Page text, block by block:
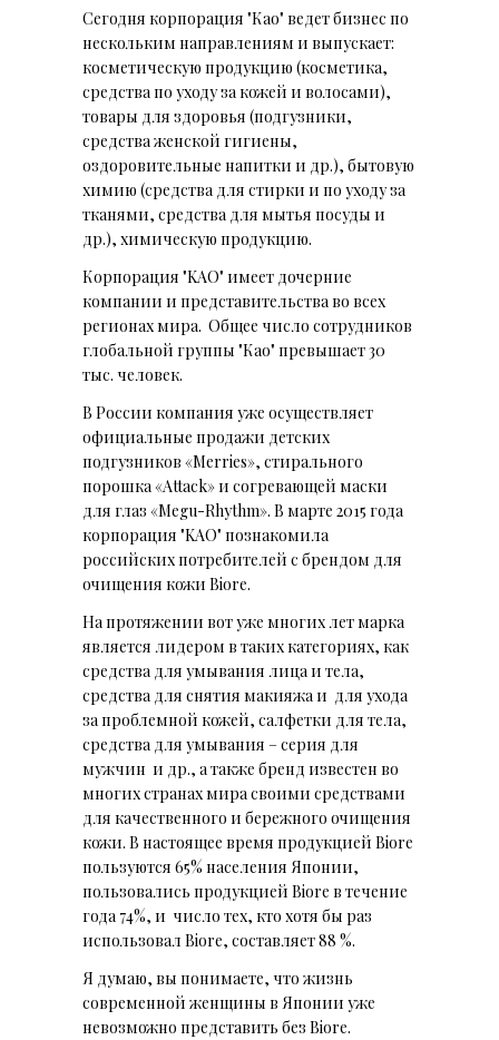
Сегодня корпорация "Као" ведет бизнес по
нескольким направлениям и выпускает:
косметическую продукцию (косметика,
средства по уходу за кожей и волосами),
товары для здоровья (подгузники,
средства женской гигиены,
оздоровительные напитки и др.), бытовую
химию (средства для стирки и по уходу за
тканями, средства для мытья посуды и
др.), химическую продукцию.
Корпорация "KAO" имеет дочерние
компании и представительства во всех
регионах мира. Общее число сотрудников
глобальной группы "Као" превышает 30
тыс. человек.
В России компания уже осуществляет
официальные продажи детских
подгузников «Merries», стирального
порошка «Attack» и согревающей маски
для глаз «Megu-Rhythm». В марте 2015 года
корпорация "KAO" познакомила
российских потребителей с брендом для
очищения кожи Biore.
На протяжении вот уже многих лет марка
является лидером в таких категориях, как
средства для умывания лица и тела,
средства для снятия макияжа и для ухода
за проблемной кожей, салфетки для тела,
средства для умывания – серия для
мужчин и др., а также бренд известен во
многих странах мира своими средствами
для качественного и бережного очищения
кожи. В настоящее время продукцией Biore
пользуются 65% населения Японии,
пользовались продукцией Biore в течение
года 74%, и число тех, кто хотя бы раз
использовал Biore, составляет 88 %.
Я думаю, вы понимаете, что жизнь
современной женщины в Японии уже
невозможно представить без Biore.